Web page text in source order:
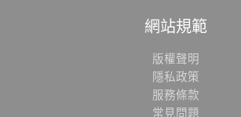
網站規範
版權聲明
隱私政策
服務條款
常見問題